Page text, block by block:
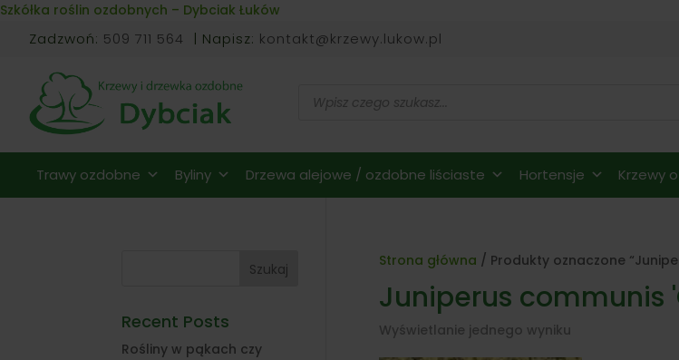
Skip to content
Szkółka roślin ozdobnych – Dybciak Łuków
Zadzwoń: 509 711 564 | Napisz: kontakt@krzewy.lukow.pl
produktów
Trawy ozdobne Byliny Drzewa alejowe / ozdobne liściaste Hortensje Krzewy
Strona główna / Produkty oznaczone
Juniperus communis
Wyświetlanie jednego wyniku
Szukaj
Recent Posts
Rośliny w pąkach czy